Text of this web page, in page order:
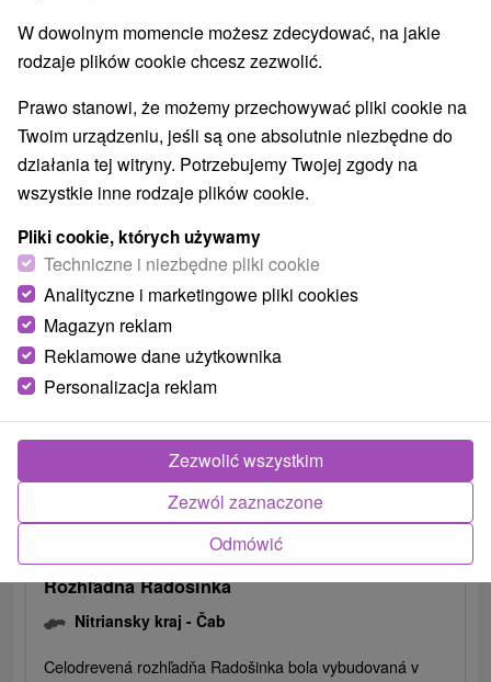
Aquaparki, baseny(5) Pomniki (2) Zabytki techniki(2)
Atrakcje dla dzieci(17) Escaperoom(2)
Ogrody botaniczne
Ogrody zoologiczne i fermy zwierząt (2)
Muzea i galerie Atrakcje turystyczne
Levice Mýtne Ludany (1)
Rozhľadňa Radošinka
Nitriansky kraj -Čab
Celodrevená rozhľadňa Radošinka bola vybudovaná v
W dowolnym momencie możesz zdecydować, na jakie
rodzaje plików cookie chcesz zezwolić.
Prawo stanowi, że możemy przechowywać pliki cookie na
Twoim urządzeniu, jeśli są one absolutnie niezbędne do
działania tej witryny. Potrzebujemy Twojej zgody na
wszystkie inne rodzaje plików cookie.
Pliki cookie, których używamy
Techniczne i niezbędne pliki cookie
Analityczne i marketingowe pliki cookies
Magazyn reklam
Reklamowe dane użytkownika
Personalizacja reklam
Odmówić
Zezwól zaznaczone
Zezwolić wszystkim